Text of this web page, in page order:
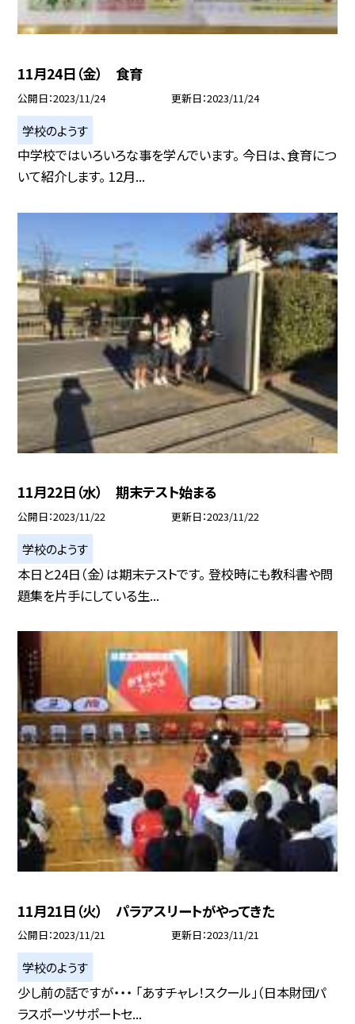
11月24日（金） 食育
公開日 2023/11/24 更新日 2023/11/24
学校のようす
中学校ではいろいろな事を学んでいます。 今日は、食育につ
いて紹介します。 12月...
11月22日（水） 期末テスト始まる
公開日 2023/11/22 更新日 2023/11/22
学校のようす
本日と24日（金）は期末テストです。 登校時にも教科書や問
題集を片手にしている生...
11月21日（火） パラアスリートがやってきた
公開日 2023/11/21 更新日 2023/11/21
学校のようす
少し前の話ですが・・・ 「あすチャレ！スクール」（日本財団パ
ラスポーツサポートセ...